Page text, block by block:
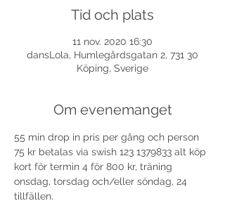
Tid och plats
11 nov. 2020 16:30
dansLola, Humlegårdsgatan 2, 731 30
Köping, Sverige
Om evenemanget
55 min drop in pris per gång och person
75 kr betalas via swish 123 1379833 alt köp
kort för termin 4 för 800 kr, träning
onsdag, torsdag och/eller söndag, 24
tillfällen.